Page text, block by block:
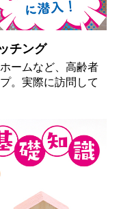
チング
ームなど、高齢者
。実際に訪問して